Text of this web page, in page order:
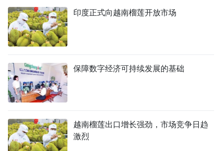
印度正式向越南榴莲开放市场
保障数字经济可持续发展的基础
越南榴莲出口增长强劲，市场竞争日趋
激烈